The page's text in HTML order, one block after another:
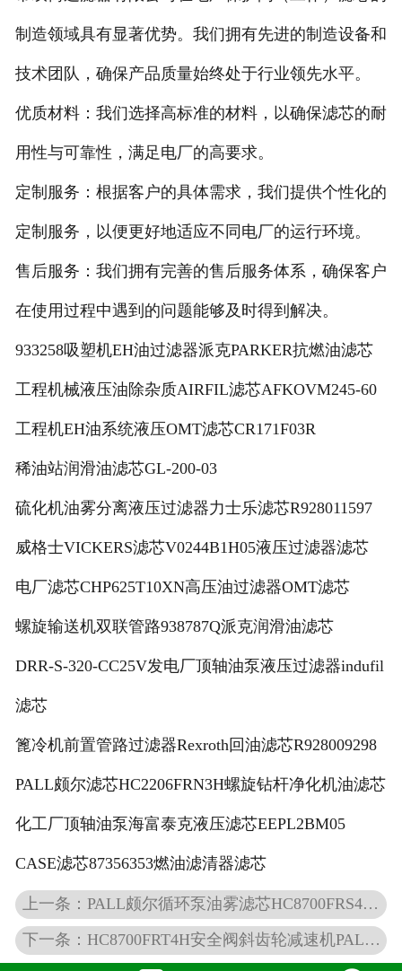
制造领域具有显著优势。我们拥有先进的制造设备和
技术团队，确保产品质量始终处于行业领先水平。
优质材料：我们选择高标准的材料，以确保滤芯的耐
用性与可靠性，满足电厂的高要求。
定制服务：根据客户的具体需求，我们提供个性化的
定制服务，以便更好地适应不同电厂的运行环境。
售后服务：我们拥有完善的售后服务体系，确保客户
在使用过程中遇到的问题能够及时得到解决。
933258吸塑机EH油过滤器派克PARKER抗燃油滤芯
工程机械液压油除杂质AIRFIL滤芯AFKOVM245-60
工程机EH油系统液压OMT滤芯CR171F03R
稀油站润滑油滤芯GL-200-03
硫化机油雾分离液压过滤器力士乐滤芯R928011597
威格士VICKERS滤芯V0244B1H05液压过滤器滤芯
电厂滤芯CHP625T10XN高压油过滤器OMT滤芯
螺旋输送机双联管路938787Q派克润滑油滤芯
DRR-S-320-CC25V发电厂顶轴油泵液压过滤器indufil
滤芯
篦冷机前置管路过滤器Rexroth回油滤芯R928009298
PALL颇尔滤芯HC2206FRN3H螺旋钻杆净化机油滤芯
化工厂顶轴油泵海富泰克液压滤芯EEPL2BM05
CASE滤芯87356353燃油滤清器滤芯
上一条：PALL颇尔循环泵油雾滤芯HC8700FRS4H电厂滤芯
下一条：HC8700FRT4H安全阀斜齿轮减速机PALL液压滤芯